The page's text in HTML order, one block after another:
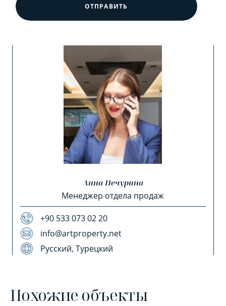
ОТПРАВИТЬ
Анна Печурина
Менеджер отдела продаж
+90 533 073 02 20
info@artproperty.net
Русский, Турецкий
Похожие объекты